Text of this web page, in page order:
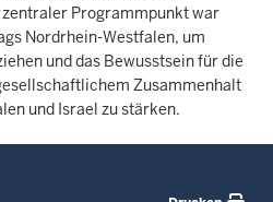
Programmpunkt war
Nordrhein-Westfalen, um
und das Bewusstsein für die
Zusammenhalt
und Israel zu stärken.